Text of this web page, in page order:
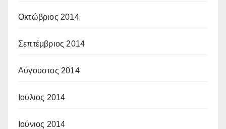
Οκτώβριος 2014
Σεπτέμβριος 2014
Αύγουστος 2014
Ιούλιος 2014
Ιούνιος 2014